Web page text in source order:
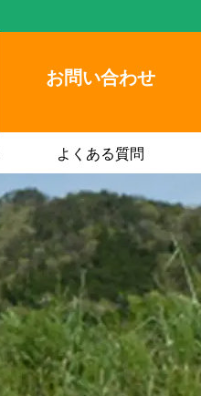
お問い合わせ
よくある質問